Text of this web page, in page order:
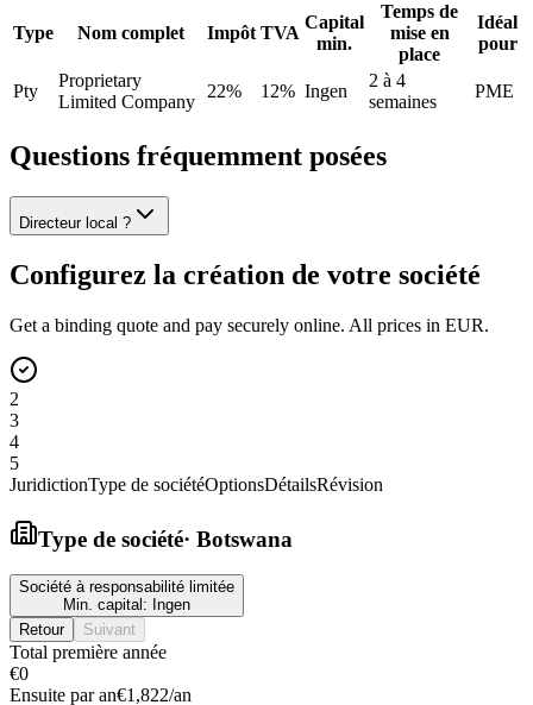
Type Nom complet Impôt TVA
Capital
min.
Temps de
mise en
place
Idéal
pour
Pty
Proprietary
Limited Company
22% 12% Ingen
2 à 4
semaines
PME
Questions fréquemment posées
Directeur local ?
Configurez la création de votre société
Get a binding quote and pay securely online. All prices in EUR.
2
3
4
5
JuridictionType de sociétéOptionsDétailsRévision
Type de société· Botswana
Société à responsabilité limitée
Min. capital: Ingen
Retour
Suivant
Total première année
€0
Ensuite par an€1,822/an